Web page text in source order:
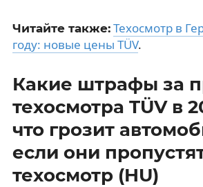
Читайте также: Техосмотр в
году: новые цены TÜV.
Какие штрафы за
техосмотра TÜV в
что грозит
если они
техосмотр (HU)